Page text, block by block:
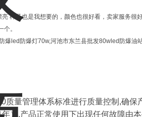
样子也是我想要的，颜色也很好看，卖家服务很
。
爆led防爆灯70w,河池市东兰县批发80wled防爆油
质量管理体系标准进行质量控制,确保
）,产品正常使用下出现任何故障由本